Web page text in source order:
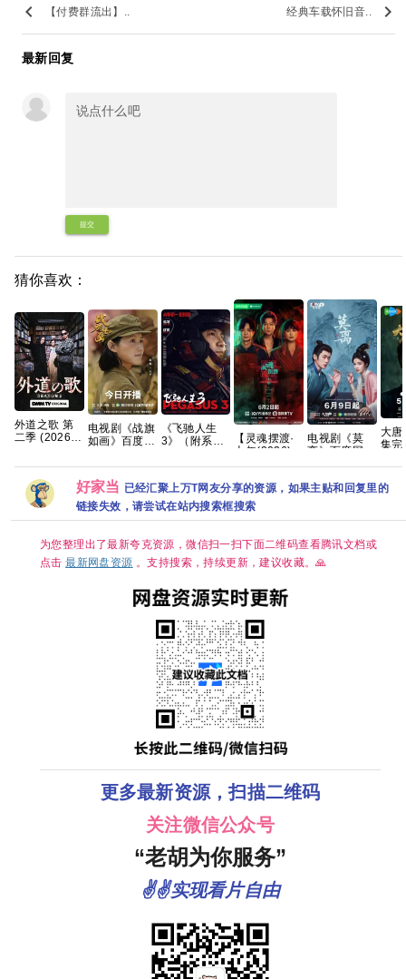
keyboard_arrow_left 【付费群流出】.. 经典车载怀旧音.. keyboard_arrow_right
最新回复
提交
猜你喜欢：
外道之歌 第
二季 (2026)
2 夸克
电视剧《战旗
如画》百度云
清免费资源下
载
《飞驰人生
3》（附系
正 黄景瑜 张
溢 范丞丞 孙
艺洲2026/剧
克
【灵魂摆渡·
十年(2026)】
码】【国语中
字】【单
集/0.3G】
/ 惊悚 / 短片 /
奇幻 / 冒险】
【主演: 于毅 /
电视剧《莫
离》百度网盘
大唐
集完
夸克
好家当 已经汇聚上万T网友分享的资源，如果主贴和回复里的
链接失效，请尝试在站内搜索框搜索
为您整理出了最新夸克资源，微信扫一扫下面二维码查看腾讯文档或
点击最新网盘资源 。支持搜索，持续更新，建议收藏。🙏
更多最新资源，扫描二维码
关注微信公众号
“老胡为你服务”
✌✌实现看片自由